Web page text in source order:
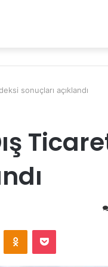
sonuçları açıklandı
Odnoklassniki
Pocket